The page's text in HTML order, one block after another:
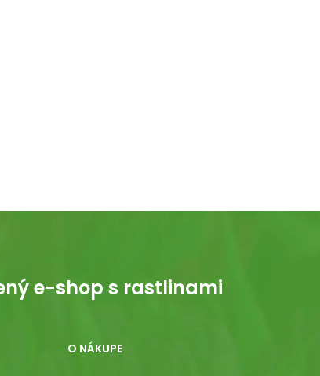
e-shop s rastlinami
O NÁKUPE